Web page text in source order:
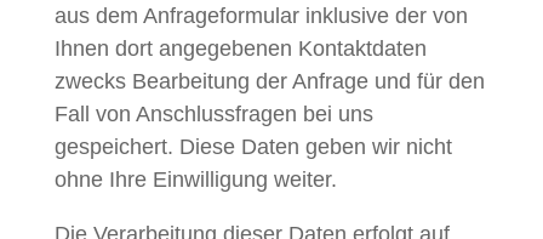
aus dem Anfrageformular inklusive der von
Ihnen dort angegebenen Kontaktdaten
zwecks Bearbeitung der Anfrage und für den
Fall von Anschlussfragen bei uns
gespeichert. Diese Daten geben wir nicht
ohne Ihre Einwilligung weiter.
Die Verarbeitung dieser Daten erfolgt auf